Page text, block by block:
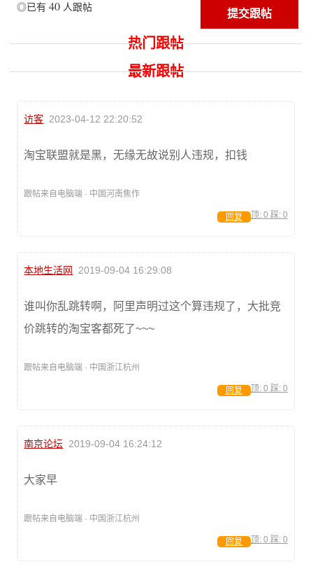
◎已有 40 人跟帖
热门跟帖
最新跟帖
访客 2023-04-12 22:20:52
淘宝联盟就是黑，无缘无故说别人违规，扣钱
跟帖来自电脑端 · 中国河南焦作
顶: 0 踩: 0
回复
本地生活网 2019-09-04 16:29:08
谁叫你乱跳转啊，阿里声明过这个算违规了，大批竞
价跳转的淘宝客都死了~~~
跟帖来自电脑端 · 中国浙江杭州
顶: 0 踩: 0
回复
南京论坛 2019-09-04 16:24:12
大家早
跟帖来自电脑端 · 中国浙江杭州
顶: 0 踩: 0
回复